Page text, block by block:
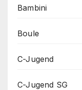
Bambini
Boule
C-Jugend
C-Jugend SG